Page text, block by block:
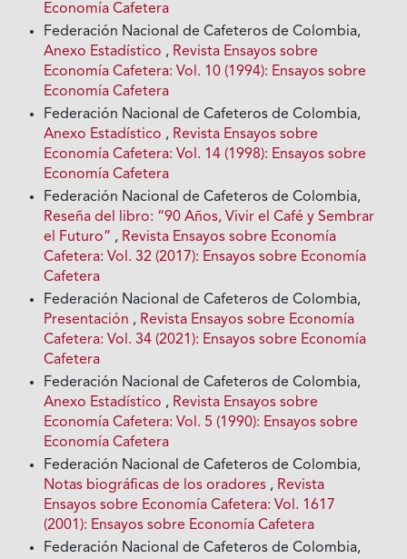
Economía Cafetera
Federación Nacional de Cafeteros de Colombia,
Anexo Estadístico , Revista Ensayos sobre
Economía Cafetera: Vol. 10 (1994): Ensayos sobre
Economía Cafetera
Federación Nacional de Cafeteros de Colombia,
Anexo Estadístico , Revista Ensayos sobre
Economía Cafetera: Vol. 14 (1998): Ensayos sobre
Economía Cafetera
Federación Nacional de Cafeteros de Colombia,
Reseña del libro: “90 Años, Vivir el Café y Sembrar
el Futuro” , Revista Ensayos sobre Economía
Cafetera: Vol. 32 (2017): Ensayos sobre Economía
Cafetera
Federación Nacional de Cafeteros de Colombia,
Presentación , Revista Ensayos sobre Economía
Cafetera: Vol. 34 (2021): Ensayos sobre Economía
Cafetera
Federación Nacional de Cafeteros de Colombia,
Anexo Estadístico , Revista Ensayos sobre
Economía Cafetera: Vol. 5 (1990): Ensayos sobre
Economía Cafetera
Federación Nacional de Cafeteros de Colombia,
Notas biográficas de los oradores , Revista
Ensayos sobre Economía Cafetera: Vol. 1617
(2001): Ensayos sobre Economía Cafetera
Federación Nacional de Cafeteros de Colombia,